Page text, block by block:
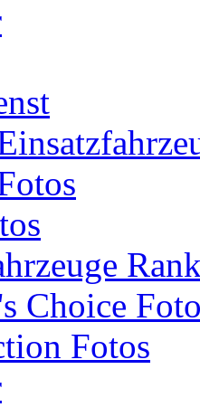
Choice
Fotos